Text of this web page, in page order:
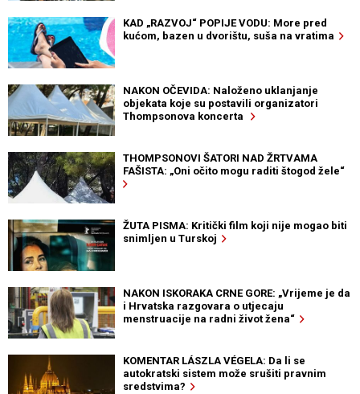
KAD „RAZVOJ“ POPIJE VODU: More pred
kućom, bazen u dvorištu, suša na vratima
NAKON OČEVIDA: Naloženo uklanjanje
objekata koje su postavili organizatori
Thompsonova koncerta
THOMPSONOVI ŠATORI NAD ŽRTVAMA
FAŠISTA: „Oni očito mogu raditi štogod žele“
ŽUTA PISMA: Kritički film koji nije mogao biti
snimljen u Turskoj
NAKON ISKORAKA CRNE GORE: „Vrijeme je da
i Hrvatska razgovara o utjecaju
menstruacije na radni život žena“
KOMENTAR LÁSZLA VÉGELA: Da li se
autokratski sistem može srušiti pravnim
sredstvima?